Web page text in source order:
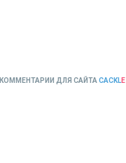
КОММЕНТАРИИ ДЛЯ САЙТА CACKLE